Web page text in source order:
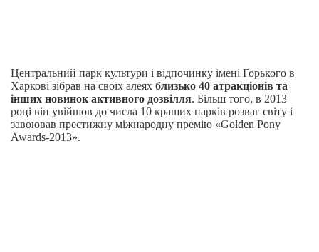
Центральний парк культури і відпочинку імені Горького в
Харкові зібрав на своїх алеях близько 40 атракціонів та
інших новинок активного дозвілля. Більш того, в 2013
році він увійшов до числа 10 кращих парків розваг світу і
завоював престижну міжнародну премію «Golden Pony
Awards-2013».